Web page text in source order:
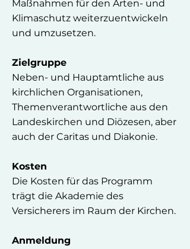
Maßnahmen für den Arten- und
Klimaschutz weiterzuentwickeln
und umzusetzen.
Zielgruppe
Neben- und Hauptamtliche aus
kirchlichen Organisationen,
Themenverantwortliche aus den
Landeskirchen und Diözesen, aber
auch der Caritas und Diakonie.
Kosten
Die Kosten für das Programm
trägt die Akademie des
Versicherers im Raum der Kirchen.
Anmeldung